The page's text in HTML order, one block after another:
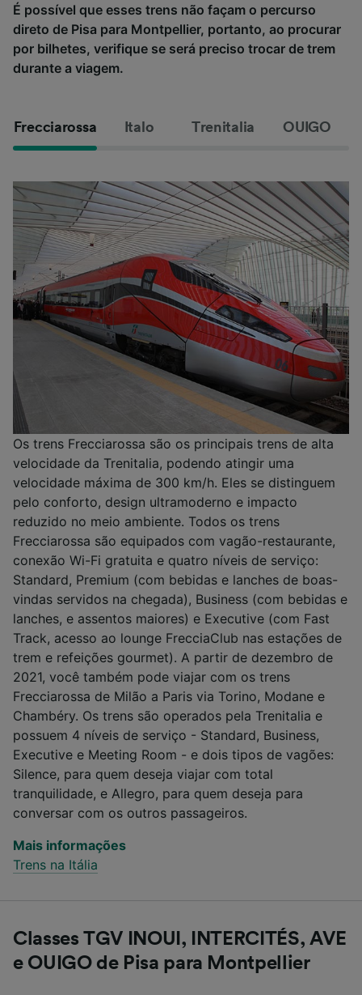
É possível que esses trens não façam o percurso
direto de Pisa para Montpellier, portanto, ao procurar
por bilhetes, verifique se será preciso trocar de trem
durante a viagem.
Frecciarossa Italo Trenitalia OUIGO
Os trens Frecciarossa são os principais trens de alta
velocidade da Trenitalia, podendo atingir uma
velocidade máxima de 300 km/h. Eles se distinguem
pelo conforto, design ultramoderno e impacto
reduzido no meio ambiente. Todos os trens
Frecciarossa são equipados com vagão-restaurante,
conexão Wi-Fi gratuita e quatro níveis de serviço:
Standard, Premium (com bebidas e lanches de boas-
vindas servidos na chegada), Business (com bebidas e
lanches, e assentos maiores) e Executive (com Fast
Track, acesso ao lounge FrecciaClub nas estações de
trem e refeições gourmet). A partir de dezembro de
2021, você também pode viajar com os trens
Frecciarossa de Milão a Paris via Torino, Modane e
Chambéry. Os trens são operados pela Trenitalia e
possuem 4 níveis de serviço - Standard, Business,
Executive e Meeting Room - e dois tipos de vagões:
Silence, para quem deseja viajar com total
tranquilidade, e Allegro, para quem deseja para
conversar com os outros passageiros.
Mais informações
Trens na Itália
Classes TGV INOUI, INTERCITÉS, AVE
e OUIGO de Pisa para Montpellier